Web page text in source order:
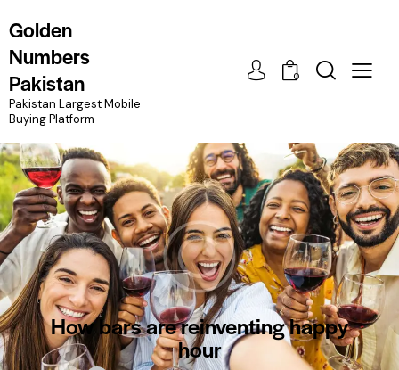
Golden
Numbers
Pakistan
Pakistan Largest Mobile
Buying Platform
0
NEWS
How bars are reinventing happy
hour